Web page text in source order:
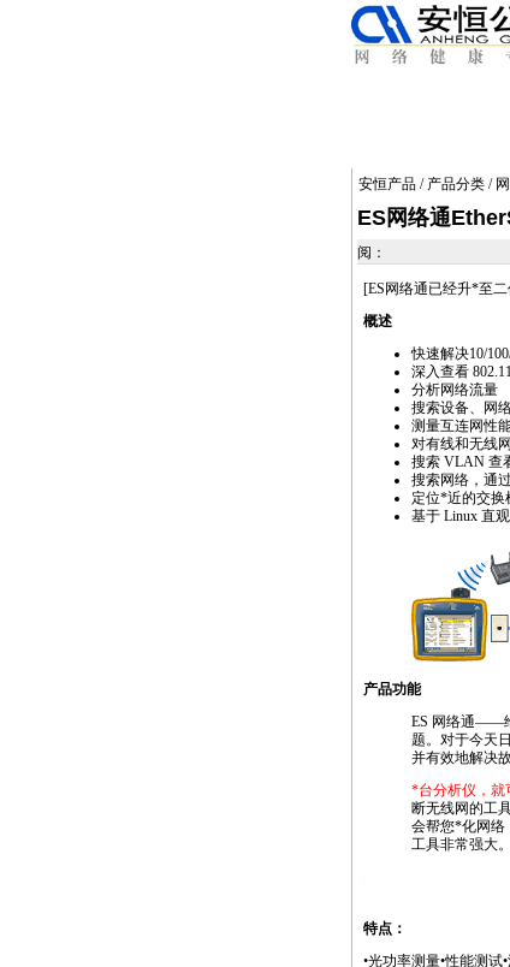
安恒产品 / 产品分类 /
ES网络通
阅：
[ES网络通已经升*至二
概述
快速解决10/
深入查看
分析网络流量
搜索设备、网
测量互连网性
对有线和无线
搜索 VLAN 查
搜索网络，通
定位*近的交换
基于 Linux 直
产品功能
ES 网络通——
题。对于今天
并有效地解决故
*台分析仪，就
断无线网的工
会帮您*化网络
工具非常强大
特点：
•光功率测量•性能测试